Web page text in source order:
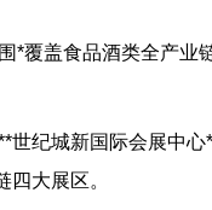
*覆盖食品酒类全产业
世纪城新国际会展中
四大展区。